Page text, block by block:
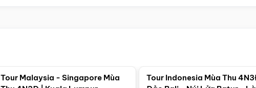
Tour Malaysia - Singapore Mùa
Tour Indonesia Mùa Thu